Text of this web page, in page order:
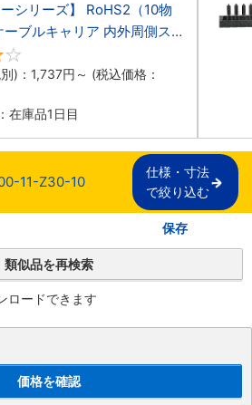
ーシリーズ】 RoHS2（10物
ブルキャリア 内外周側ス
イプ
)： 1,737円 ～ (税込価格：
在庫品1日目
11-Z30-10
仕様・寸法
で絞り込む
保存
類似品を再検索
ロードできます
価格を確認